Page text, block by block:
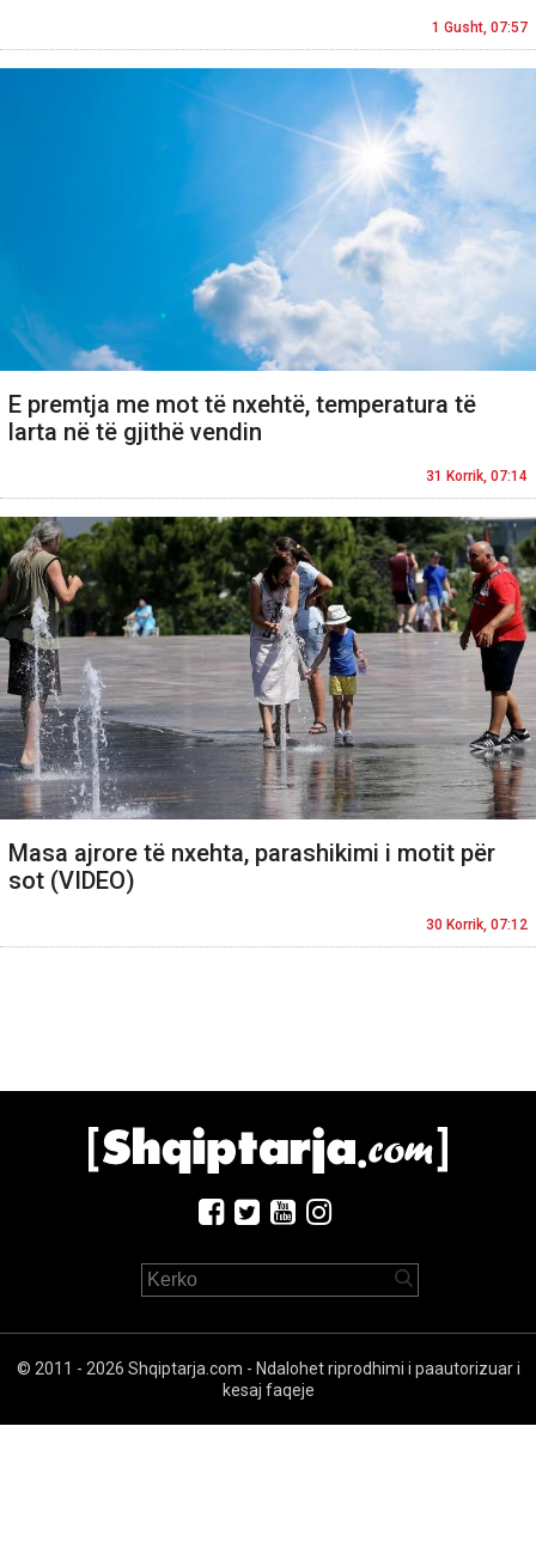
1 Gusht, 07:57
E premtja me mot të nxehtë, temperatura të
larta në të gjithë vendin
31 Korrik, 07:14
Masa ajrore të nxehta, parashikimi i motit për
sot (VIDEO)
30 Korrik, 07:12
© 2011 - 2026 Shqiptarja.com - Ndalohet riprodhimi i paautorizuar i
kesaj faqeje